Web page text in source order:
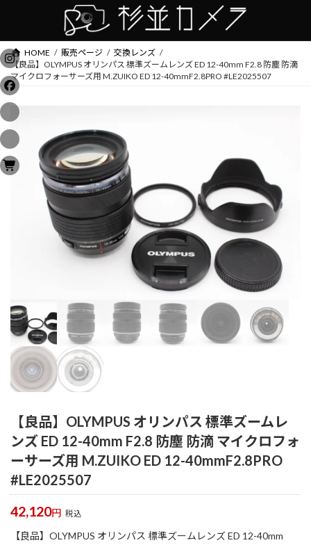
ン
ツ
へ
ス
キ
ッ
プ
ー
シ
ョ
ン
に
移
動
HOME 販売ページ
交換レンズ
【良品】OLYMPUS オリンパス 標準ズームレンズ ED 12-40mm F2.8 防塵 防滴
マイクロフォーサーズ用 M.ZUIKO ED 12-40mmF2.8PRO #LE2025507
【良品】OLYMPUS オリンパス 標準ズームレ
ンズ ED 12-40mm F2.8 防塵 防滴 マイクロフォ
ーサーズ用 M.ZUIKO ED 12-40mmF2.8PRO
#LE2025507
42,120円 税込
【良品】OLYMPUS オリンパス 標準ズームレンズ ED 12-40mm